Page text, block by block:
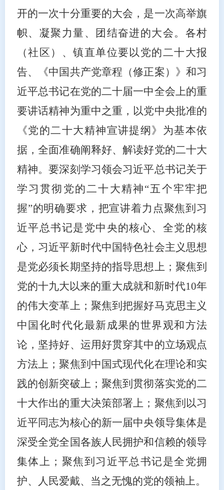
开的一次十分重要的大会，是一次高举旗
帜、凝聚力量、团结奋进的大会。各村
（社区）、镇直单位要以党的二十大报
告、《中国共产党章程（修正案）》和习
近平总书记在党的二十届一中全会上的重
要讲话精神为重中之重，以党中央批准的
《党的二十大精神宣讲提纲》为基本依
据，全面准确阐释好、解读好党的二十大
精神。要深刻学习领会习近平总书记关于
学习贯彻党的二十大精神“五个牢牢把
握”的明确要求，把宣讲着力点聚焦到习
近平总书记是党中央的核心、全党的核
心，习近平新时代中国特色社会主义思想
是党必须长期坚持的指导思想上；聚焦到
党的十九大以来的重大成就和新时代10年
的伟大变革上；聚焦到把握好马克思主义
中国化时代化最新成果的世界观和方法
论，坚持好、运用好贯穿其中的立场观点
方法上；聚焦到中国式现代化在理论和实
践的创新突破上；聚焦到贯彻落实党的二
十大作出的重大决策部署上；聚焦到以习
近平同志为核心的新一届中央领导集体是
深受全党全国各族人民拥护和信赖的领导
集体上；聚焦到习近平总书记是全党拥
护、人民爱戴、当之无愧的党的领袖上。